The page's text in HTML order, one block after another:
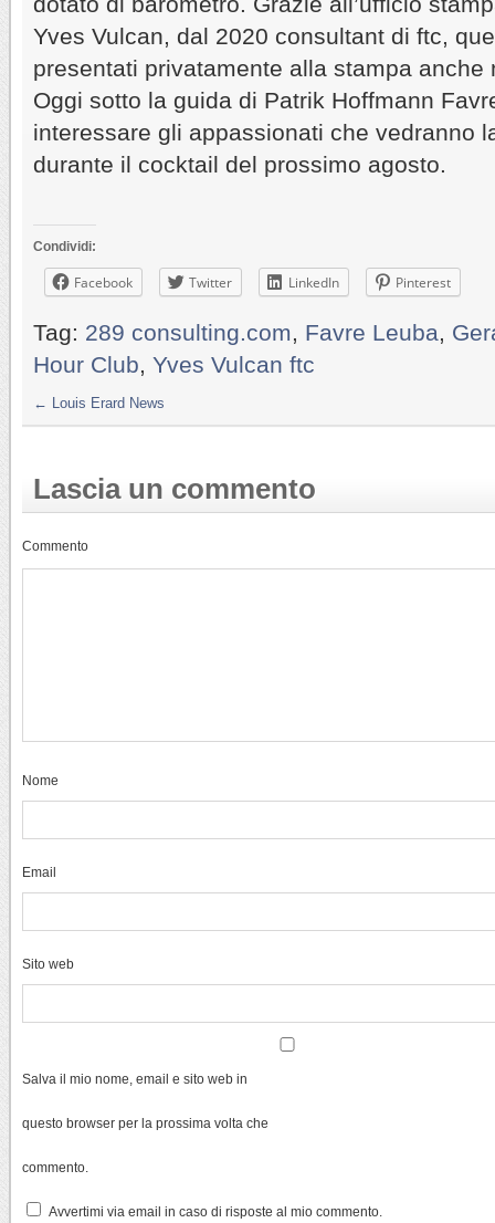
Yves Vulcan, dal 2020 consultant di ftc,
presentati privatamente alla stampa anche
Oggi sotto la guida di Patrik Hoffmann
interessare gli appassionati che vedranno
durante il cocktail del prossimo agosto.
Condividi:
Facebook Twitter LinkedIn Pinterest
Tag: 289 consulting.com, Favre Leuba,
Hour Club, Yves Vulcan ftc
← Louis Erard News
Lascia un commento
Commento
Nome
Email
Sito web
Salva il mio nome, email e sito web in
questo browser per la prossima volta che
commento.
Avvertimi via email in caso di risposte al mio commento.